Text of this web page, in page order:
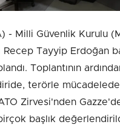
- Milli Güvenlik Kurulu
Recep Tayyip Erdoğan
Toplantının
terörle
Zirvesi'nden
başlık